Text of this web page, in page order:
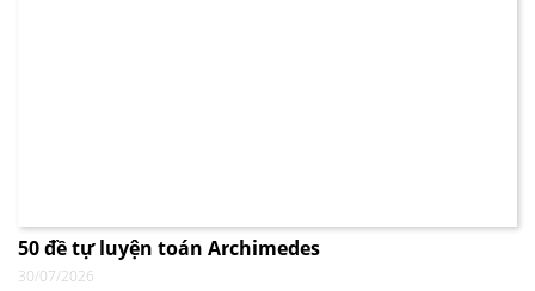
50 đề tự luyện toán Archimedes
30/07/2026